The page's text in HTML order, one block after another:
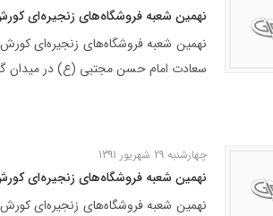
نهمین شعبه فروشگاه‌های زنجیره‌ای
نهمین شعبه فروشگاه‌های زنجیره‌ای
سعادت امام حسن مجتبی (ع) در میدان
چهارشنبه 29 شهریور 1391
نهمین شعبه فروشگاه‌های زنجیره‌ای
نهمین شعبه فروشگاه‌های زنجیره‌ای
موسسه
مرکز علمی